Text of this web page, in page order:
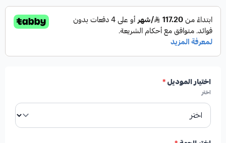
النوع:هوبات فرامل رياضية مخرمة ومخططة.
التبريد:تعمل على تبريد الهوب ومنظومة الفرامل بشكل
عام من خلال فتحات التهوية (التخاريم) والخطوط
اختيار الموديل*
اختر